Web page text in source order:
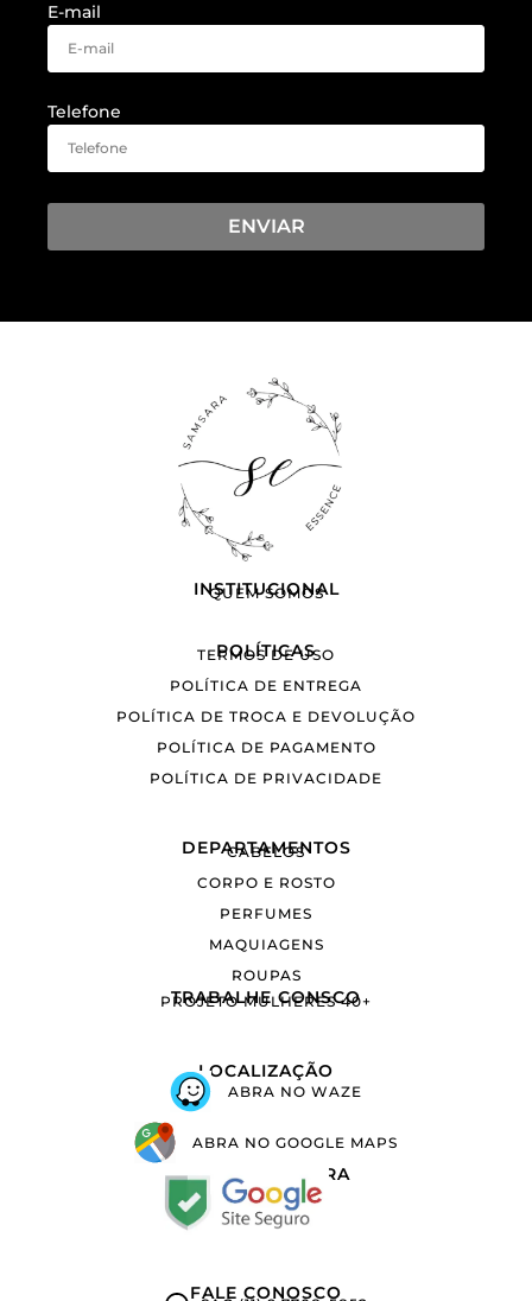
E-mail
Telefone
ENVIAR
INSTITUCIONAL
QUEM SOMOS
POLÍTICAS
TERMOS DE USO
POLÍTICA DE ENTREGA
POLÍTICA DE TROCA E DEVOLUÇÃO
POLÍTICA DE PAGAMENTO
POLÍTICA DE PRIVACIDADE
DEPARTAMENTOS
CABELOS
CORPO E ROSTO
PERFUMES
MAQUIAGENS
ROUPAS
TRABALHE CONSCO
PROJETO MULHERES 40+
LOCALIZAÇÃO
ABRA NO WAZE
ABRA NO GOOGLE MAPS
COMPRA SEGURA
FALE CONOSCO